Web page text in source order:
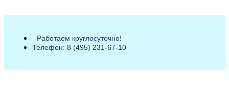
Работаем круглосуточно!
Телефон: 8 (495) 231-67-10